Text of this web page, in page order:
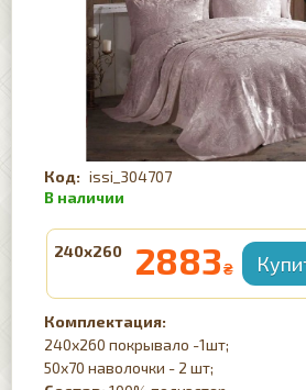
issi_304707
240х260 2883₴
Комплектация:
240х260 покрывало -1шт;
50х70 наволочки - 2 шт;